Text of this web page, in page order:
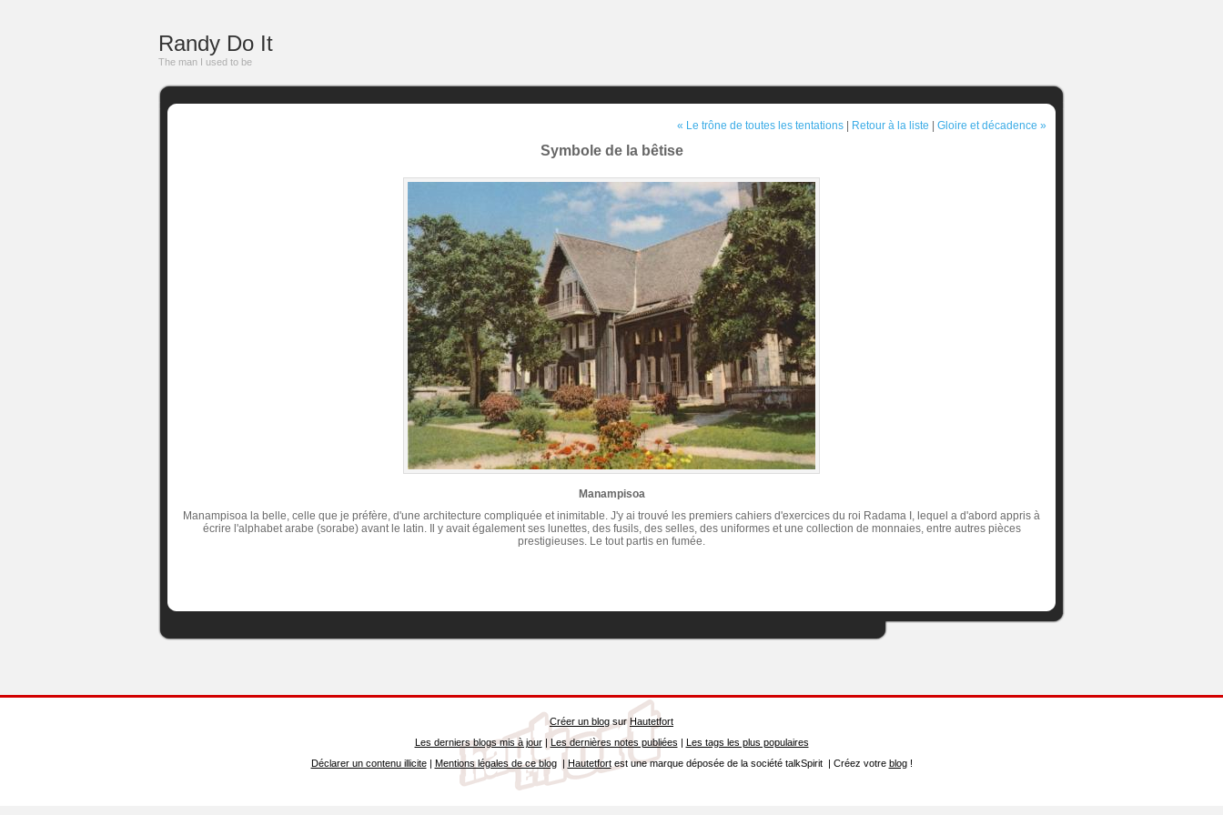
Randy Do It
The man I used to be
« Le trône de toutes les tentations Retour à la liste Gloire et décadence »
Symbole de la bêtise
Manampisoa
Manampisoa la belle, celle que je préfère, d'une architecture compliquée et inimitable. J'y ai trouvé les premiers cahiers d'exercices du roi Radama I, lequel a d'abord appris à
écrire l'alphabet arabe (sorabe) avant le latin. Il y avait également ses lunettes, des fusils, des selles, des uniformes et une collection de monnaies, entre autres pièces
prestigieuses. Le tout partis en fumée.
Créer un blog surHautetfort
Les derniers blogs mis à jour| Les dernières notes publiées | Les tags les plus populaires
Déclarer un contenu illicite| Mentions légales de ce blog| Hautetfortest une marque déposée de la société talkSpirit | Créez votre blog!